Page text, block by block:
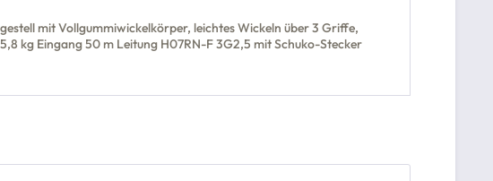
mit Vollgummiwickelkörper, leichtes Wickeln über 3 Griffe,
kg Eingang 50 m Leitung H07RN-F 3G2,5 mit Schuko-Stecker